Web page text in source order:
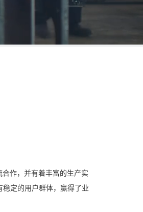
作，并有着丰富的生产实
定的用户群体，赢得了业